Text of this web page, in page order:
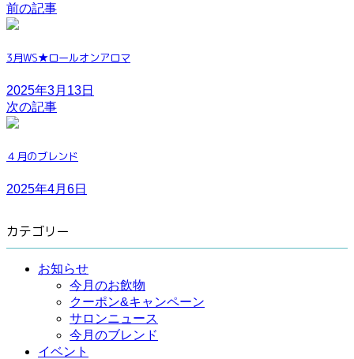
前の記事
3月WS★ロールオンアロマ
2025年3月13日
次の記事
４月のブレンド
2025年4月6日
カテゴリー
お知らせ
今月のお飲物
クーポン&キャンペーン
サロンニュース
今月のブレンド
イベント